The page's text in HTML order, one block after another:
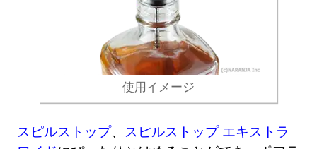
使用イメージ
スピルストップ、
スピルストップ エキストラ